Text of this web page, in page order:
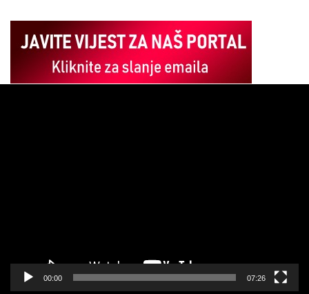
00:00 07:26